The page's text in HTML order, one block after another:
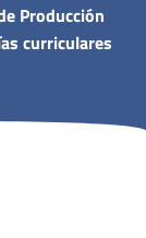
Producción
curriculares